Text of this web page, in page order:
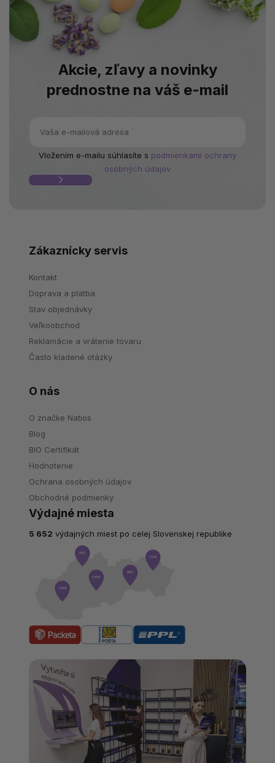
Akcie, zľavy a novinky
prednostne na váš e-mail
Vložením e-mailu súhlasíte s podmienkami ochrany
osobných údajov
Zákaznícky servis
Kontakt
Doprava a platba
Stav objednávky
Veľkoobchod
Reklamácie a vrátenie tovaru
Často kladené otázky
O nás
O značke Natios
Blog
BIO Certifikát
Hodnotenie
Ochrana osobných údajov
Obchodné podmienky
Výdajné miesta
5 652 výdajných miest po celej Slovenskej republike